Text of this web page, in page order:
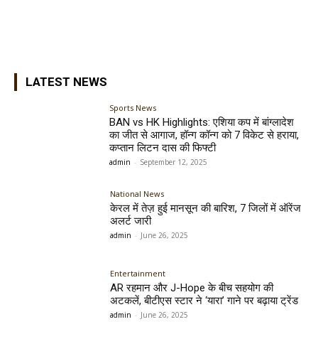
LATEST NEWS
Sports News
BAN vs HK Highlights: एशिया कप में बांग्लादेश
का जीत से आगाज, हॉन्ग कॉन्ग को 7 विकेट से हराया,
कप्तान लिटन दास की फिफ्टी
admin - September 12, 2025
National News
केरल में तेज़ हुई मानसून की बारिश, 7 जिलों में ऑरेंज
अलर्ट जारी
admin - June 26, 2025
Entertainment
AR रहमान और J-Hope के बीच सहयोग की
अटकलें, बीटीएस स्टार ने ‘यारा’ गाने पर बढ़ाया ट्रेंड
admin - June 26, 2025